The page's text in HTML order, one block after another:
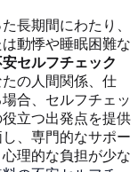
長期間にわたり、
動悸や睡眠困難な
セルフチェック
の人間関係、仕
合、セルフチェッ
立つ出発点を提供
、専門的なサポー
理的な負担が少な